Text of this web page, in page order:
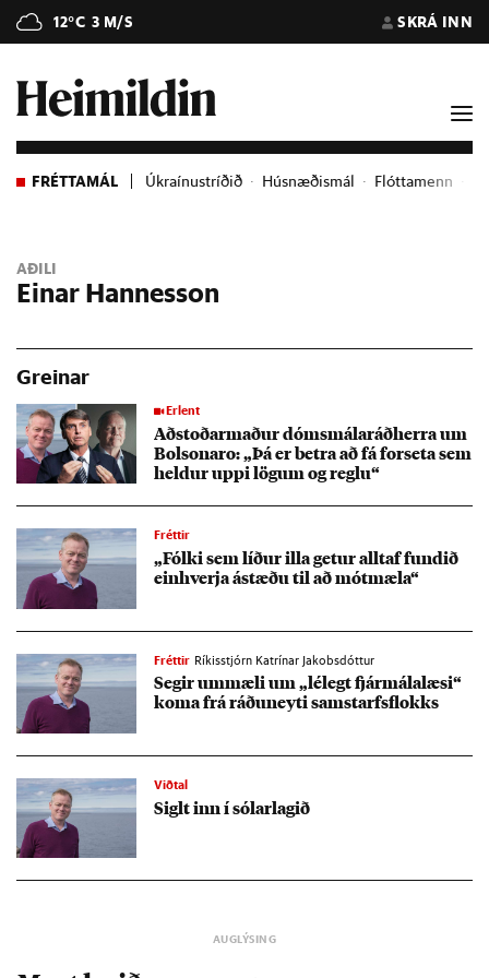
12°C 3 M/S SKRÁ INN
FRÉTTAMÁL Úkraínustríðið Húsnæðismál Flóttamenn
AÐILI
Einar Hannesson
Greinar
Erlent
Að­stoð­ar­mað­ur dóms­mála­ráð­herra um
Bol­son­aro: „Þá er betra að fá for­seta sem
held­ur uppi lög­um og reglu“
Fréttir
„Fólki sem líð­ur illa get­ur alltaf fund­ið
ein­hverja ástæðu til að mót­mæla“
Fréttir Ríkisstjórn Katrínar Jakobsdóttur
Seg­ir um­mæli um „lé­legt fjár­mála­læsi“
koma frá ráðu­neyti sam­starfs­flokks
Viðtal
Siglt inn í sól­ar­lag­ið